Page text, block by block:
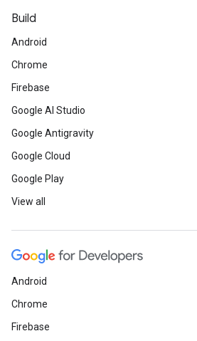
Build
Android
Chrome
Firebase
Google AI Studio
Google Antigravity
Google Cloud
Google Play
View all
Android
Chrome
Firebase